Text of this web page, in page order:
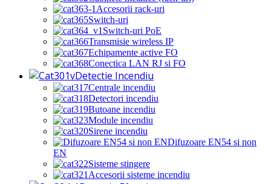
Accesorii rack-uri
Switch-uri
Switch-uri PoE
Transmisie wireless IP
Echipamente active FO
Conectica LAN RJ si FO
Detectie Incendiu
Centrale incendiu
Detectori incendiu
Butoane incendiu
Module incendiu
Sirene incendiu
Difuzoare EN54 si non
EN
Sisteme stingere
Accesorii sisteme incendiu